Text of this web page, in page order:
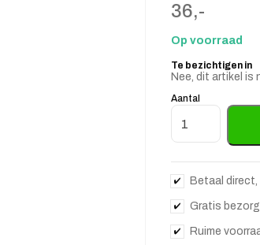
36,-
Op voorraad
Te bezichtigen in
Nee, dit artikel
Aantal
Faux koraal
Betaal
Gratis
Ruime